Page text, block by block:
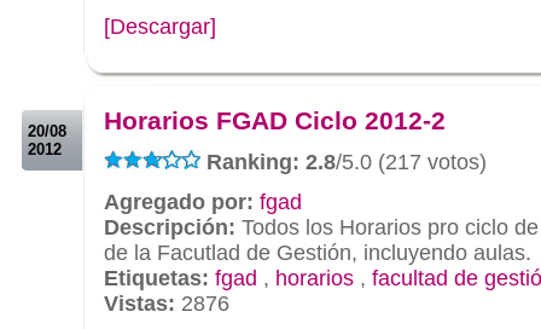
[Descargar]
20/08
2012
Horarios FGAD Ciclo 2012-2
Ranking: 2.8/5.0 (217 votos)
Agregado por: fgad
Descripción: Todos los Horarios pro ciclo
de la Facutlad de Gestión, incluyendo aulas.
Etiquetas: fgad , horarios , facultad de
Vistas: 2876